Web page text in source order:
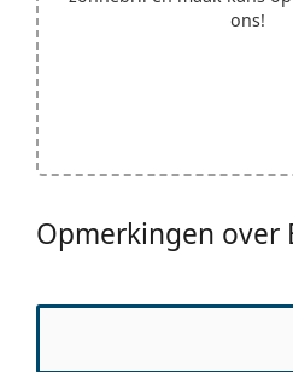
ons!
Opmerkingen over